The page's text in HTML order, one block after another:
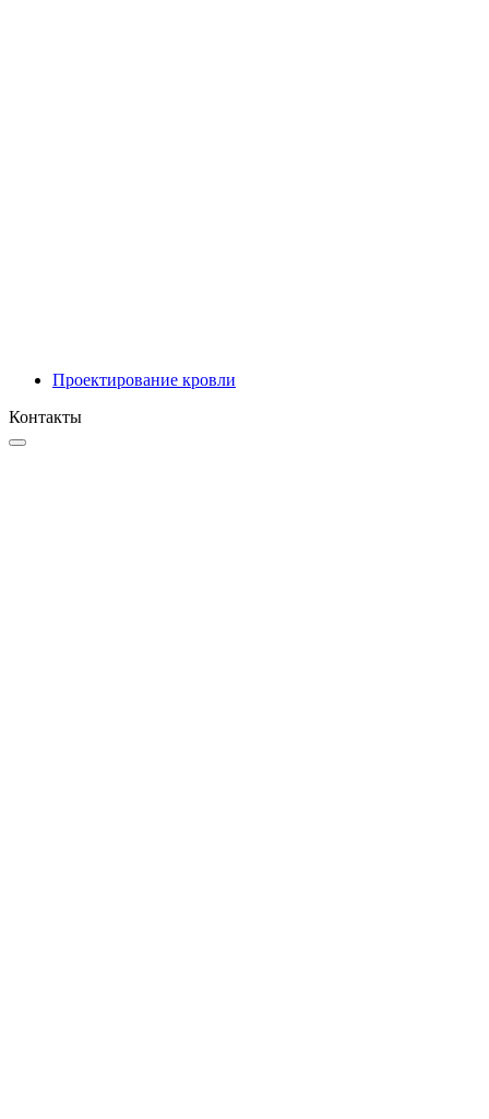
Проектирование кровли
Контакты